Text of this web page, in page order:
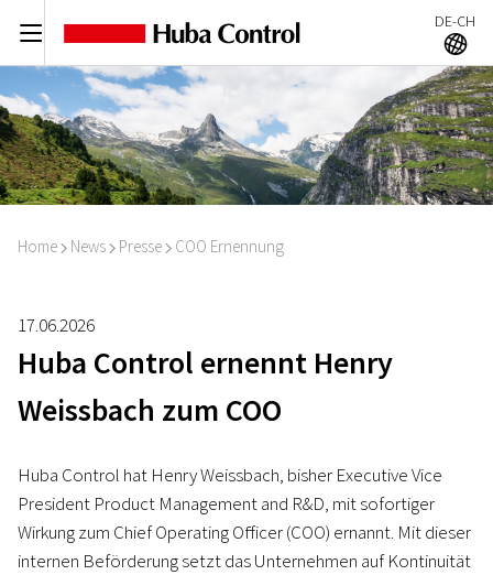
C DE-CH
A
Home I News I Presse I COO Ernennung
17.06.2026
Huba Control ernennt Henry
Weissbach zum COO
Huba Control hat Henry Weissbach, bisher Executive Vice
President Product Management and R&D, mit sofortiger
Wirkung zum Chief Operating Officer (COO) ernannt. Mit dieser
internen Beförderung setzt das Unternehmen auf Kontinuität